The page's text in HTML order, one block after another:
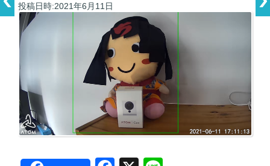
投稿日時:2021年6月11日